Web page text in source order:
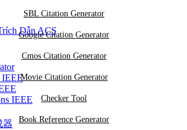
Dẫn ACS
IEEE
IEEE
器
SBL Citation Generator
Google Citation Generator
Cmos Citation Generator
Movie Citation Generator
Checker Tool
Book Reference Generator